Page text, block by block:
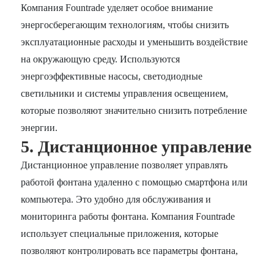
Компания Fountrade уделяет особое внимание
энергосберегающим технологиям, чтобы снизить
эксплуатационные расходы и уменьшить воздействие
на окружающую среду. Используются
энергоэффективные насосы, светодиодные
светильники и системы управления освещением,
которые позволяют значительно снизить потребление
энергии.
5. Дистанционное управление
Дистанционное управление позволяет управлять
работой фонтана удаленно с помощью смартфона или
компьютера. Это удобно для обслуживания и
мониторинга работы фонтана. Компания Fountrade
использует специальные приложения, которые
позволяют контролировать все параметры фонтана,